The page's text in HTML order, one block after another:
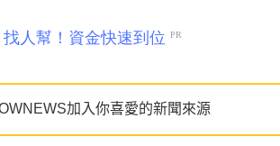
加入你喜愛的新聞來源